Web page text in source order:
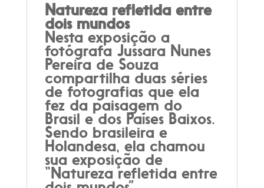
Natureza refletida entre
dois mundos
Nesta exposição a
fotógrafa Jussara Nunes
Pereira de Souza
compartilha duas séries
de fotografias que ela
fez da paisagem do
Brasil e dos Países Baixos.
Sendo brasileira e
Holandesa, ela chamou
sua exposição de
“Natureza refletida entre